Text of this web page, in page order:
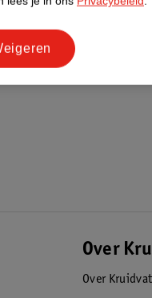
Over
Over Kruidvat